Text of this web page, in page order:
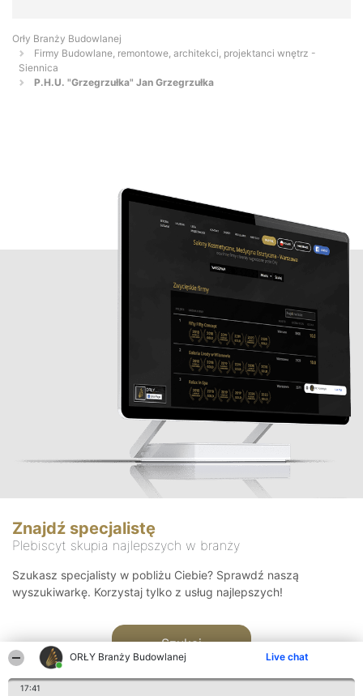
ORŁY Branży Budowlanej Live chat
17:41
Orły Branży Budowlanej
Firmy Budowlane, remontowe, architekci, projektanci wnętrz -
Siennica
P.H.U. "Grzegrzułka" Jan Grzegrzułka
Znajdź specjalistę
Plebiscyt skupia najlepszych w branży
Szukasz specjalisty w pobliżu Ciebie? Sprawdź naszą
wyszukiwarkę. Korzystaj tylko z usług najlepszych!
Szukaj